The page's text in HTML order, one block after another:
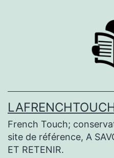
French Touch;
site de référence, A
ET RETENIR.